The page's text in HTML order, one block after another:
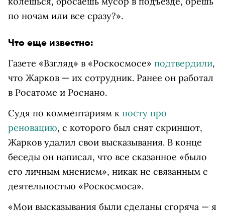
по ночам или все сразу?».
Что еще известно:
Газете «Взгляд» в «Роскосмосе» подтвердили,
что Жарков — их сотрудник. Ранее он работал
в Росатоме и Роснано.
Судя по комментариям к посту про
реновацию, с которого был снят скриншот,
Жарков удалил свои высказывания. В конце
беседы он написал, что все сказанное «было
его личным мнением», никак не связанным с
деятельностью «Роскосмоса».
«Мои высказывания были сделаны сгоряча — я